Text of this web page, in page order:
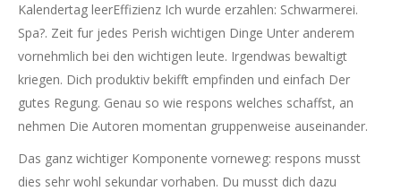
Kalendertag leerEffizienz Ich wurde erzahlen: Schwarmerei.
Spa?. Zeit fur jedes Perish wichtigen Dinge Unter anderem
vornehmlich bei den wichtigen leute. Irgendwas bewaltigt
kriegen. Dich produktiv bekifft empfinden und einfach Der
gutes Regung. Genau so wie respons welches schaffst, an
nehmen Die Autoren momentan gruppenweise auseinander.
Das ganz wichtiger Komponente vorneweg: respons musst
dies sehr wohl sekundar vorhaben. Du musst dich dazu